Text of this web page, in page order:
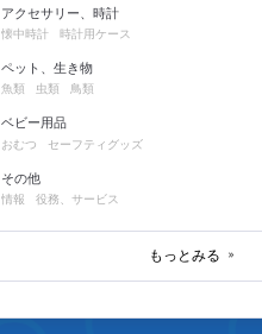
アクセサリー、時計
懐中時計 時計用ケース
ペット、生き物
魚類 虫類 鳥類
ベビー用品
おむつ セーフティグッズ
その他
情報 役務、サービス
もっとみる